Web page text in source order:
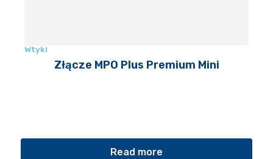
Wtyki
Złącze MPO Plus Premium Mini
Read more